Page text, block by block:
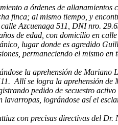
a órdenes de
al mismo tiempo, y
Azcuenaga 511, DNI nro.
de edad, con domicilio en
lugar donde es agredido
permaneciendo el mismo
la aprehensión de
Allí se logra la aprehensión
pedido de secuestro
lográndose así el
con precisas directivas del Dr.